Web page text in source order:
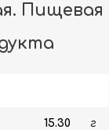
Пищевая
15.30 г